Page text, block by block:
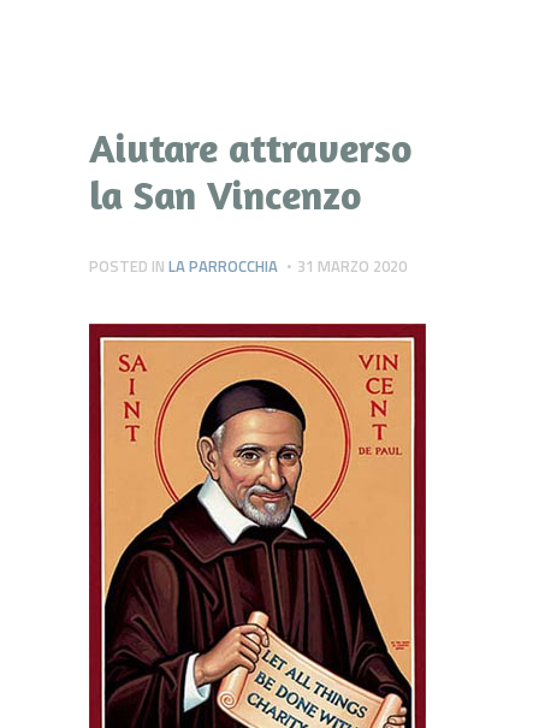
Aiutare attraverso
la San Vincenzo
POSTED IN LA PARROCCHIA 31 MARZO 2020